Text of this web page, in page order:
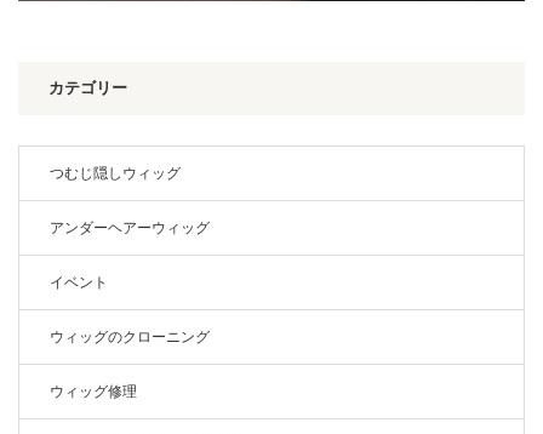
カテゴリー
つむじ隠しウィッグ
アンダーヘアーウィッグ
イベント
ウィッグのクローニング
ウィッグ修理